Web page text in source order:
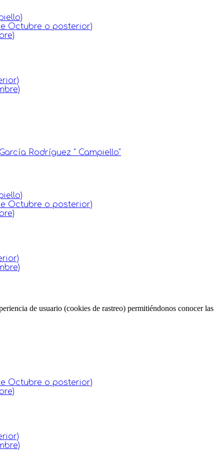
Octubre o posterior)
Rodríguez " Campiello"
Octubre o posterior)
Octubre o posterior)
de usuario (cookies de rastreo) permitiéndonos conocer las